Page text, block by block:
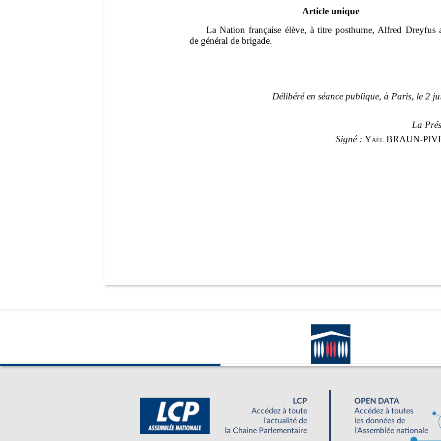
LCP
Accédez à toute
l'actualité de
la Chaine Parlementaire
OPEN DATA
Accédez à toutes
les données de
l'Assemblée nationale